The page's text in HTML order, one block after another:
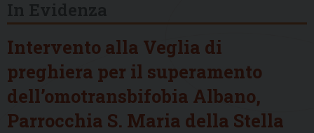
Intervento alla Veglia di
preghiera per il superamento
dell’omotransbifobia Albano,
Parrocchia S. Maria della Stella